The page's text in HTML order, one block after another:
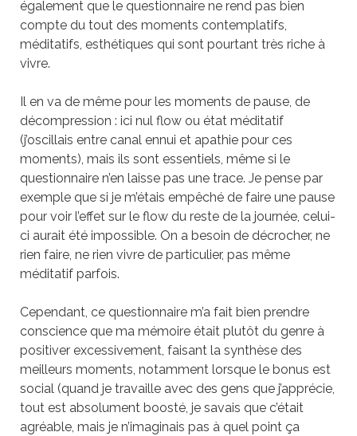
également que le questionnaire ne rend pas bien
compte du tout des moments contemplatifs,
méditatifs, esthétiques qui sont pourtant très riche à
vivre.
Il en va de même pour les moments de pause, de
décompression : ici nul flow ou état méditatif
(j’oscillais entre canal ennui et apathie pour ces
moments), mais ils sont essentiels, même si le
questionnaire n’en laisse pas une trace. Je pense par
exemple que si je m’étais empêché de faire une pause
pour voir l’effet sur le flow du reste de la journée, celui-
ci aurait été impossible. On a besoin de décrocher, ne
rien faire, ne rien vivre de particulier, pas même
méditatif parfois.
Cependant, ce questionnaire m’a fait bien prendre
conscience que ma mémoire était plutôt du genre à
positiver excessivement, faisant la synthèse des
meilleurs moments, notamment lorsque le bonus est
social (quand je travaille avec des gens que j’apprécie,
tout est absolument boosté, je savais que c’était
agréable, mais je n’imaginais pas à quel point ça